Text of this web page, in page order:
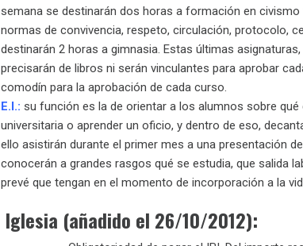
semana se destinarán dos horas a formación en civismo
normas de convivencia, respeto, circulación, protocolo,
destinarán 2 horas a gimnasia. Estas últimas
precisarán de libros ni serán vinculantes para aprobar
comodín para la aprobación de cada curso.
E.I.: su función es la de orientar a los alumnos sobre qué
universitaria o aprender un oficio, y dentro de eso,
ello asistirán durante el primer mes a una presentación
conocerán a grandes rasgos qué se estudia, que salida
prevé que tengan en el momento de incorporación a la
Iglesia (añadido el 26/10/2012):